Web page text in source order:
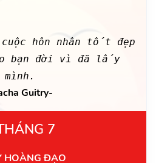
hôn nhân tốt đẹp
bạn đời vì đã lấy
mình.
Guitry-
7
HOÀNG ĐẠO